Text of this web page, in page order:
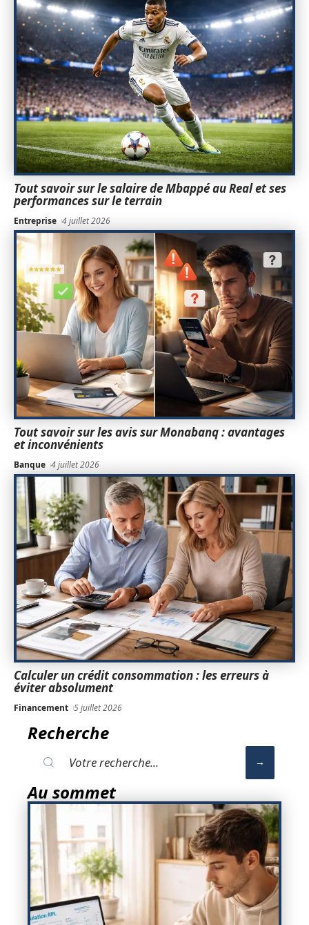
Tout savoir sur le salaire de Mbappé au Real et ses
performances sur le terrain
Entreprise 4 juillet 2026
Tout savoir sur les avis sur Monabanq : avantages
et inconvénients
Banque 4 juillet 2026
Calculer un crédit consommation : les erreurs à
éviter absolument
Financement 5 juillet 2026
Recherche
Au sommet